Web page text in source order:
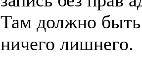
Там должно
ничего лишнего.